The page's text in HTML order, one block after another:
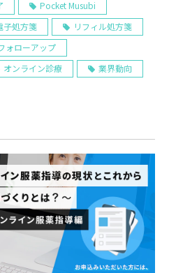
の現状とこれから ～
づくりとは？ ～
Pocket Musubi
子処方箋
リフィル処方箋
ォローアップ
オンライン診療
業界動向